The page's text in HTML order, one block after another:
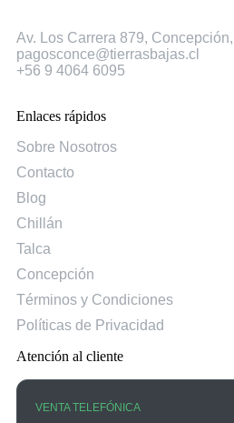
Av. Los Carrera 879,
pagosconce@tierrasbajas.cl
+56 9 4064 6095
Enlaces rápidos
Sobre Nosotros
Contacto
Blog
Chillán
Talca
Concepción
Términos y Condiciones
Políticas de Privacidad
Atención al cliente
VENTA TELEFÓNICA